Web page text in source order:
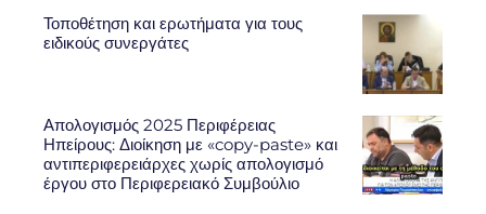
Τοποθέτηση και ερωτήματα για τους
ειδικούς συνεργάτες
Απολογισμός 2025 Περιφέρειας
Ηπείρους: Διοίκηση με «copy-paste» και
αντιπεριφερειάρχες χωρίς απολογισμό
έργου στο Περιφερειακό Συμβούλιο